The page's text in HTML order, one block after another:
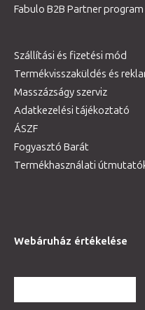
Fabulo B2B Partner
Szállítási és fizetési mód
Termékvisszaküldés és
Masszázságy szerviz
Adatkezelési tájékoztató
ÁSZF
Fogyasztó Barát
Termékhasználati
Webáruház értékelése